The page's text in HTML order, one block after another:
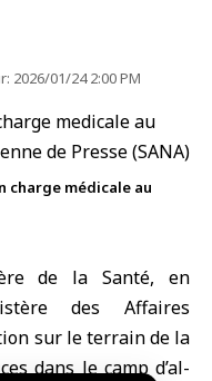
2026/01/24 2:00 PM
charge médicale au
de la Santé, en
des Affaires
sur le terrain de la
dans le camp d’al-